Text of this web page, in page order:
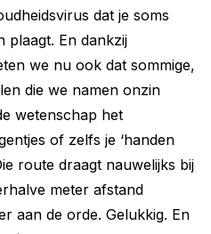
dat je soms
plaagt. En dankzij
we nu ook dat sommige,
die we namen onzin
wetenschap het
of zelfs je ‘handen
route draagt nauwelijks bij
meter afstand
aan de orde. Gelukkig. En